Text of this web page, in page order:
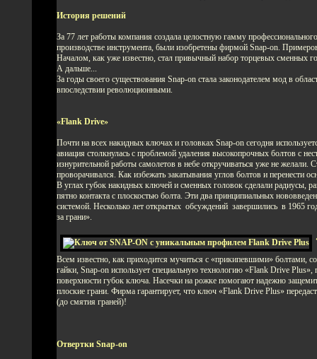
История решений
За 77 лет работы компания создала целостную гамму
производстве инструмента, были изобретены фирмой Snap-on.
Началом, как уже известно, стал привычный набор торцевых сменных
А дальше...
За годы своего существования Snap-on стала законодателем мод в
впоследствии революционными.
«Flank Drive»
Почти на всех накидных ключах и головках Snap-on сегодня
авиация столкнулась с проблемой удаления высокопрочных болтов с
изнурительной работы самолетов в небе откручиваться уже не
проворачивался. Как избежать закатывания углов болтов и перенести
В углах губок накидных ключей и сменных головок сделали радиусы,
пятно контакта с плоскостью болта. Эти два принципиальных
системой. Несколько лет открытых обсуждений завершились в 1965
за грани».
Всем известно, как приходится мучиться с «прикипевшими» болтами,
гайки, Snap-on использует специальную технологию «Flank Drive
поверхности губок ключа. Насечки на рожке помогают надежно
плоские грани. Фирма гарантирует, что ключ «Flank Drive Plus»
(до смятия граней)!
Отвертки Snap-on